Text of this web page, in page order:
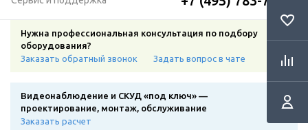
Нужна профессиональная консультация по подбору
оборудования?
Заказать обратный звонок
Задать вопрос в чате
Видеонаблюдение и СКУД «под ключ» —
проектирование, монтаж, обслуживание
Заказать расчет